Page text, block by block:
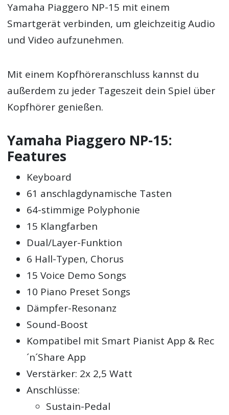
Yamaha Piaggero NP-15 mit einem
Smartgerät verbinden, um gleichzeitig Audio
und Video aufzunehmen.
Mit einem Kopfhöreranschluss kannst du
außerdem zu jeder Tageszeit dein Spiel über
Kopfhörer genießen.
Yamaha Piaggero NP-15:
Features
Keyboard
61 anschlagdynamische Tasten
64-stimmige Polyphonie
15 Klangfarben
Dual/Layer-Funktion
6 Hall-Typen, Chorus
15 Voice Demo Songs
10 Piano Preset Songs
Dämpfer-Resonanz
Sound-Boost
Kompatibel mit Smart Pianist App & Rec
´n´Share App
Verstärker: 2x 2,5 Watt
Anschlüsse:
Sustain-Pedal